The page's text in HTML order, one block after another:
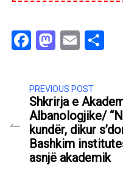
Facebook
Email
PREVIOUS POST
Shkrirja e
Albanologjike/
kundër, dikur
Bashkim
asnjë akademik